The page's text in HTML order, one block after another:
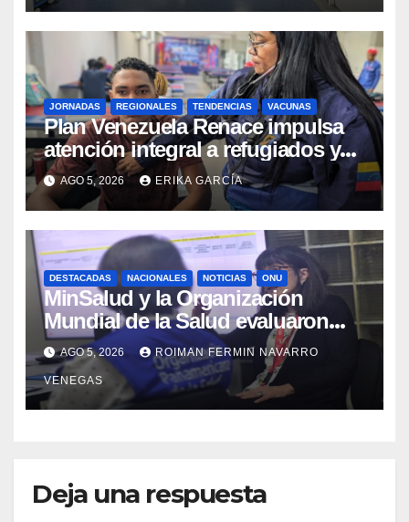
JORNADAS REGIONALES TENDENCIAS VACUNAS
​Plan Venezuela Renace impulsa
atención integral a refugiados y
evaluación de vacunación en
Aragua
AGO 5, 2026 ERIKA GARCÍA
DESTACADAS NACIONALES NOTICIAS ONU
MinSalud y la Organización
Mundial de la Salud evaluaron
propuesta técnica integral en
materia de agua saneamiento e
higiene ante contingencia sísmica
AGO 5, 2026 ROIMAN FERMIN NAVARRO
VENEGAS
Deja una respuesta